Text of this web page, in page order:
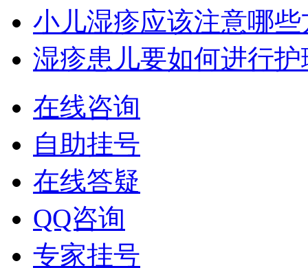
小儿湿疹应该注意哪些
湿疹患儿要如何进行护
在线咨询
自助挂号
在线答疑
QQ咨询
专家挂号